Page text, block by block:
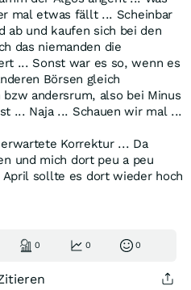
mal etwas fällt ... Scheinbar
ab und kaufen sich bei den
das niemanden die
... Sonst war es so, wenn es
Börsen gleich
andersrum, also bei Minus
... Naja ... Schauen wir mal ...
Korrektur ... Da
und mich dort peu a peu
sollte es dort wieder hoch
0 0 0